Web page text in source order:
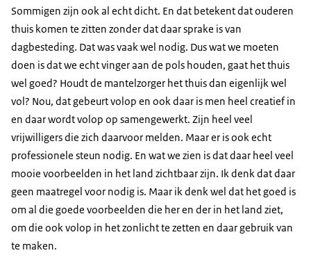
Sommigen zijn ook al echt dicht. En dat betekent dat ouderen
thuis komen te zitten zonder dat daar sprake is van
dagbesteding. Dat was vaak wel nodig. Dus wat we moeten
doen is dat we echt vinger aan de pols houden, gaat het thuis
wel goed? Houdt de mantelzorger het thuis dan eigenlijk wel
vol? Nou, dat gebeurt volop en ook daar is men heel creatief in
en daar wordt volop op samengewerkt. Zijn heel veel
vrijwilligers die zich daarvoor melden. Maar er is ook echt
professionele steun nodig. En wat we zien is dat daar heel veel
mooie voorbeelden in het land zichtbaar zijn. Ik denk dat daar
geen maatregel voor nodig is. Maar ik denk wel dat het goed is
om al die goede voorbeelden die her en der in het land ziet,
om die ook volop in het zonlicht te zetten en daar gebruik van
te maken.